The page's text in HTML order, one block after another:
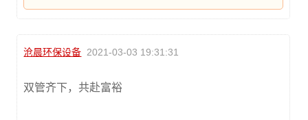
沧晨环保设备 2021-03-03 19:31:31
双管齐下，共赴富裕